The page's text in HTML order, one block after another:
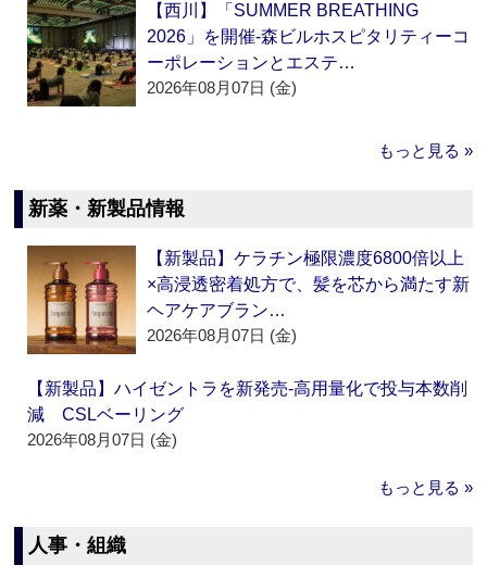
【西川】「SUMMER BREATHING
2026」を開催‐森ビルホスピタリティーコ
ーポレーションとエステ…
2026年08月07日 (金)
もっと見る »
新薬・新製品情報
【新製品】ケラチン極限濃度6800倍以上
×高浸透密着処方で、髪を芯から満たす新
ヘアケアブラン…
2026年08月07日 (金)
【新製品】ハイゼントラを新発売‐高用量化で投与本数削
減 CSLベーリング
2026年08月07日 (金)
もっと見る »
人事・組織